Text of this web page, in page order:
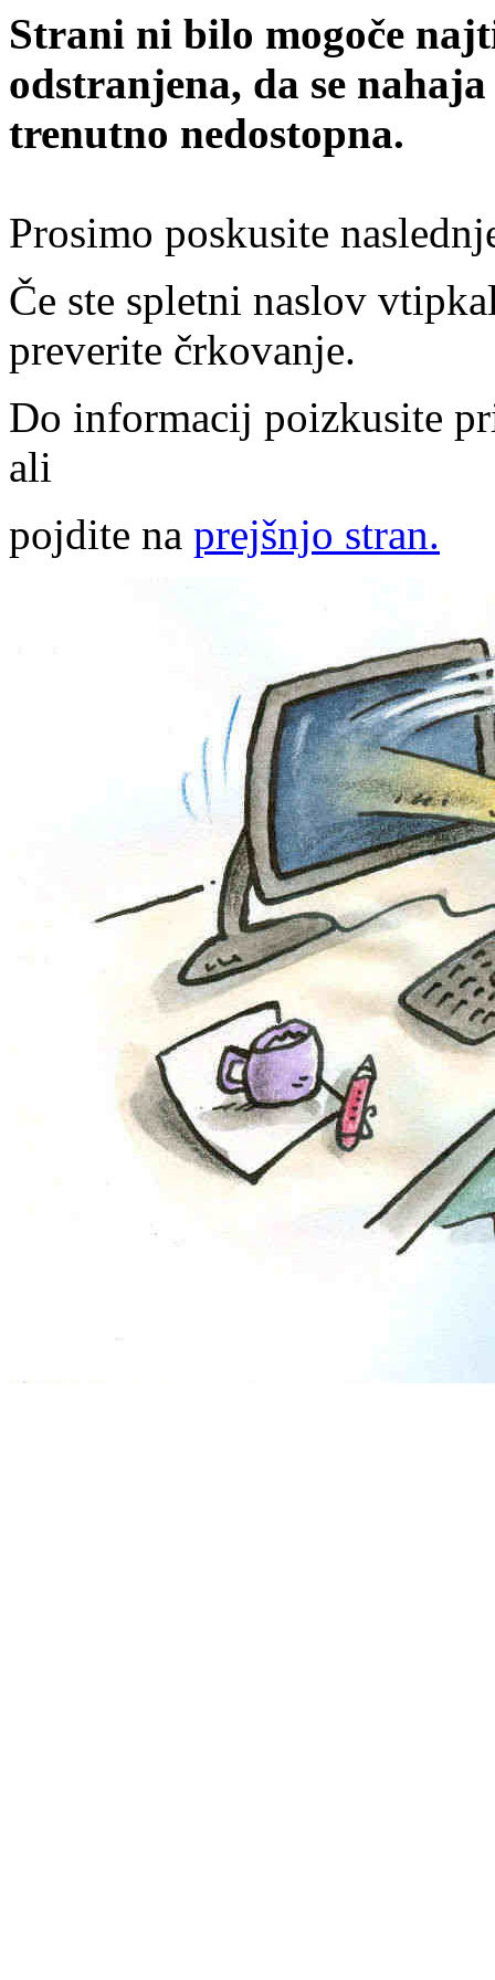
Strani ni bilo mogoče
odstranjena, da se
trenutno nedostopna.
Prosimo poskusite
Če ste spletni naslov
preverite črkovanje.
Do informacij poizkusite
ali
pojdite na prejšnjo stran.